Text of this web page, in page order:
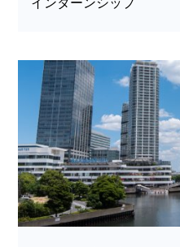
インターンシップ